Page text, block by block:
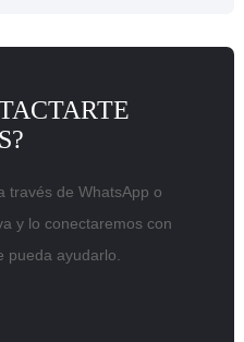
través de WhatsApp o
y lo conectaremos con
pueda ayudarlo.